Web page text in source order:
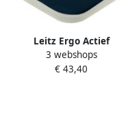
Leitz Ergo Actief
wiebelkussen met hoes
grijs
3 webshops
€ 43,40